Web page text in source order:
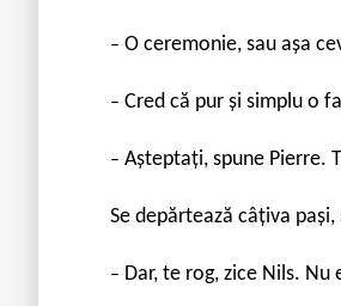
– O ceremonie, sau așa
– Cred că pur și simplu o
– Așteptați, spune Pierre.
Se depărtează câțiva
– Dar, te rog, zice Nils.